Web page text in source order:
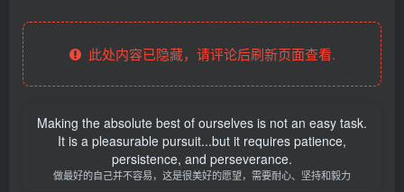
此处内容已隐藏，请评论后刷新页面查看.
Making the absolute best of ourselves is not an easy task.
It is a pleasurable pursuit...but it requires patience,
persistence, and perseverance.
做最好的自己并不容易，这是很美好的愿望，需要耐心、坚持和毅力